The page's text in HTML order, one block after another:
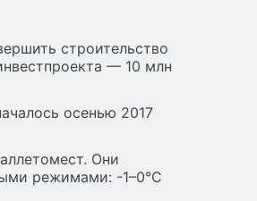
строительство
— 10 млн
осенью 2017
Они
режимами: -1–0°С